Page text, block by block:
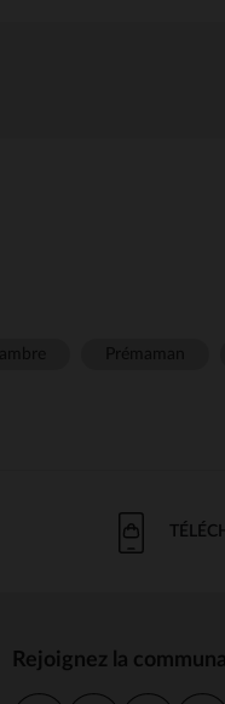
Rejoignez la